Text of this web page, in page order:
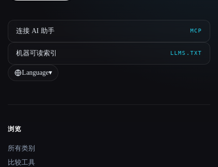
连接 AI 助手 MCP
机器可读索引 LLMS.TXT
Language▾
Site navigation
浏览
所有类别
比较工具